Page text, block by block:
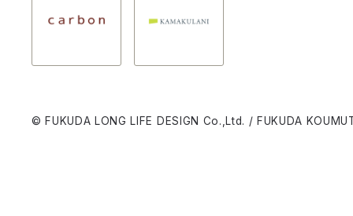
© FUKUDA LONG LIFE DESIGN Co.,Ltd. / FUKUDA